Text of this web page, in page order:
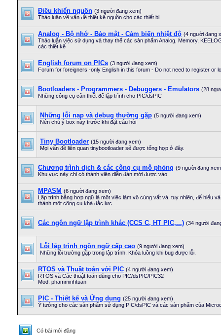
Điều khiển nguồn (3 người đang xem)
Thảo luận về vấn đề thiết kế nguồn cho các thiết bị
Analog - Bộ nhớ - Bảo mật - Cảm biến nhiệt độ (4 người đang
Thảo luận việc sử dụng và thay thế các sản phẩm Analog, Memory,
các thiết kế
English forum on PICs (3 người đang xem)
Forum for foreigners -only English in this forum - Do not need to register or
Bootloaders - Programmers - Debuggers - Emulators (28
Những công cụ cần thiết để lập trình cho PIC/dsPIC
Những lỗi nạp và debug thường gặp (5 người đang xem)
Nên chú ý box này trước khi đặt câu hỏi
Tiny Bootloader (15 người đang xem)
Mọi vấn đề liên quan tinybootloader sẽ được tổng hợp ở đây.
Chương trình dịch & các công cụ mô phỏng (9 người đang
Khu vực này chỉ có thành viên diễn đàn mới được vào
MPASM (6 người đang xem)
Lập trình bằng hợp ngữ là một việc làm vô cùng vất vả, tuy nhiên, để hiểu
thành một công cụ khá đắc lực ...
Các ngôn ngữ lập trình khác (CCS C, HT PIC,...) (34 người
Lỗi lập trình ngôn ngữ cấp cao (9 người đang xem)
Những lỗi trường gặp trong lập trình. Khóa luồng khi bug được lỗi.
RTOS và Thuật toán với PIC (4 người đang xem)
RTOS và Các thuật toán dùng cho PIC/dsPIC/PIC32
Mod: phamminhtuan
PIC - Thiết kế và Ứng dụng (25 người đang xem)
Ý tưởng cho các sản phẩm sử dụng PIC/dsPIC và các sản phẩm của
Có bài mới đăng